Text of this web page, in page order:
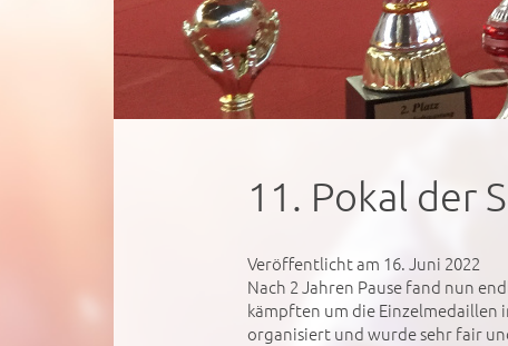
11. Pokal der
Veröffentlicht am 16. Juni 2022
Nach 2 Jahren Pause fand nun
kämpften um die Einzelmedaillen
organisiert und wurde sehr fair